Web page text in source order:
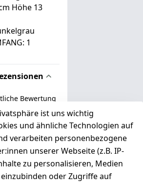
Höhe 13
1
Bewertung
0
0 Bewertung(en)
abgeben
( 0
)
ist uns wichtig
und ähnliche Technologien auf
verarbeiten personenbezogene
unserer Webseite (z.B. IP-
zu personalisieren, Medien
oder Zugriffe auf